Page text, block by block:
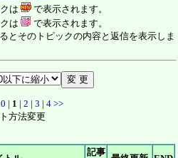
は
で表示されます。
は
で表示されます。
とそのトピックの内容と返信を表示しま
0 | 1 | 2 | 3 | 4 >>
方法変更
記事